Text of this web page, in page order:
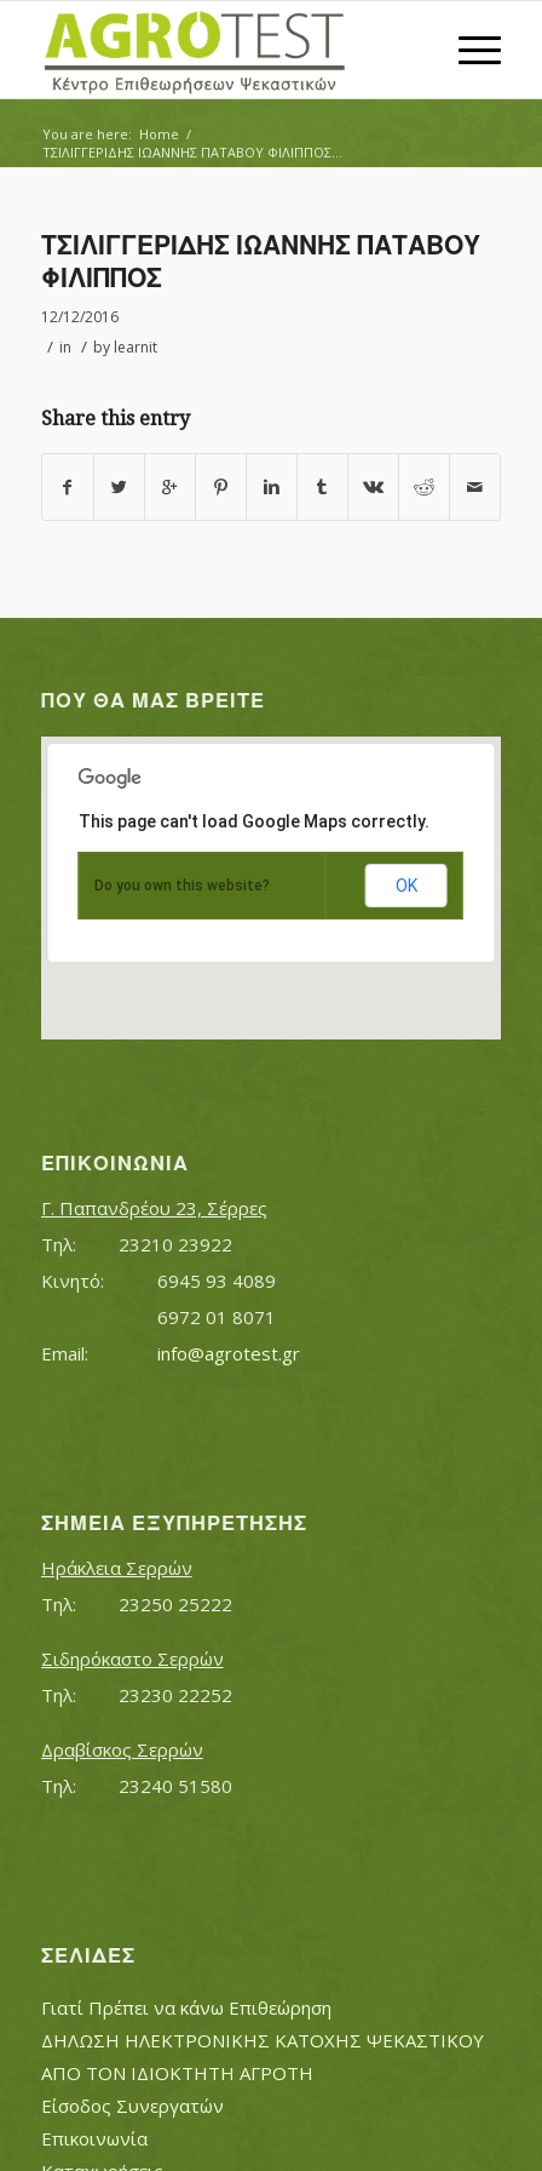
You are here: Home /
ΤΣΙΛΙΓΓΕΡΙΔΗΣ ΙΩΑΝΝΗΣ ΠΑΤΑΒΟΥ ΦΙΛΙΠΠΟΣ...
ΤΣΙΛΙΓΓΕΡΙΔΗΣ ΙΩΑΝΝΗΣ ΠΑΤΑΒΟΥ
ΦΙΛΙΠΠΟΣ
12/12/2016
/ in / by learnit
Share this entry
ΠΟΥ ΘΑ ΜΑΣ ΒΡΕΊΤΕ
This page can't load Google Maps correctly.
Do you own this website? OK
ΕΠΙΚΟΙΝΩΝΊΑ
Γ. Παπανδρέου 23, Σέρρες
Τηλ:		23210 23922
Κινητό:		6945 93 4089
			6972 01 8071
info@agrotest.gr
ΣΗΜΕΊΑ ΕΞΥΠΗΡΈΤΗΣΗΣ
Ηράκλεια Σερρών
Τηλ:		23250 25222
Σιδηρόκαστο Σερρών
Τηλ:		23230 22252
Δραβίσκος Σερρών
Τηλ:		23240 51580
ΣΕΛΊΔΕΣ
Γιατί Πρέπει να κάνω Επιθεώρηση
ΔΗΛΩΣΗ ΗΛΕΚΤΡΟΝΙΚΗΣ ΚΑΤΟΧΗΣ ΨΕΚΑΣΤΙΚΟΥ
ΑΠΟ ΤΟΝ ΙΔΙΟΚΤΗΤΗ ΑΓΡΟΤΗ
Είσοδος Συνεργατών
Επικοινωνία